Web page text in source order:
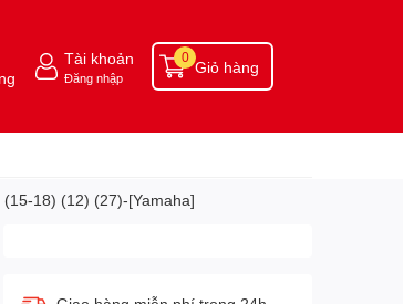
Tài khoản
Đăng nhập
Giỏ hàng
0
18) (12) (27)-[Yamaha]